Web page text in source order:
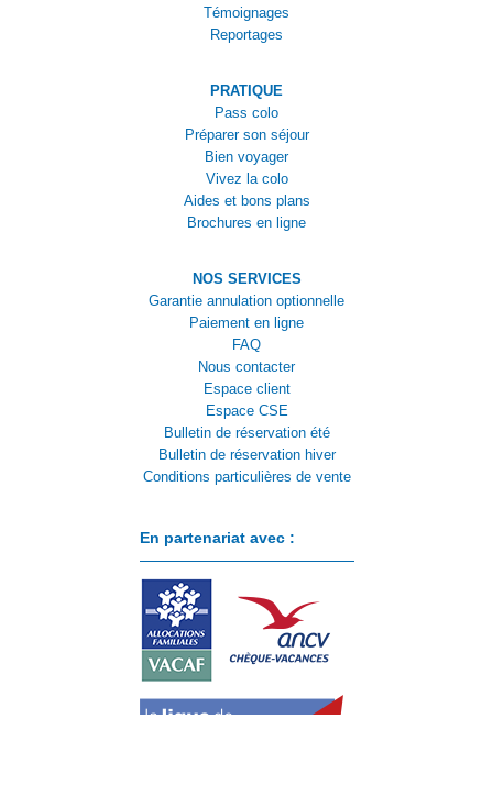
Témoignages
Reportages
PRATIQUE
Pass colo
Préparer son séjour
Bien voyager
Vivez la colo
Aides et bons plans
Brochures en ligne
NOS SERVICES
Garantie annulation optionnelle
Paiement en ligne
FAQ
Nous contacter
Espace client
Espace CSE
Bulletin de réservation été
Bulletin de réservation hiver
Conditions particulières de vente
En partenariat avec :